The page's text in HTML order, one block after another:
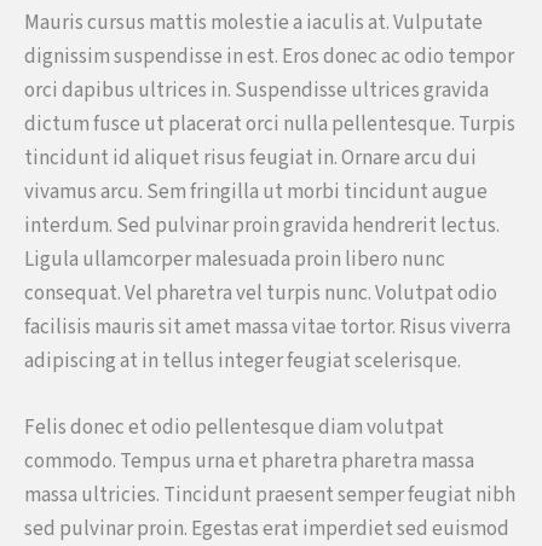
Mauris cursus mattis molestie a iaculis at. Vulputate
dignissim suspendisse in est. Eros donec ac odio tempor
orci dapibus ultrices in. Suspendisse ultrices gravida
dictum fusce ut placerat orci nulla pellentesque. Turpis
tincidunt id aliquet risus feugiat in. Ornare arcu dui
vivamus arcu. Sem fringilla ut morbi tincidunt augue
interdum. Sed pulvinar proin gravida hendrerit lectus.
Ligula ullamcorper malesuada proin libero nunc
consequat. Vel pharetra vel turpis nunc. Volutpat odio
facilisis mauris sit amet massa vitae tortor. Risus viverra
adipiscing at in tellus integer feugiat scelerisque.
Felis donec et odio pellentesque diam volutpat
commodo. Tempus urna et pharetra pharetra massa
massa ultricies. Tincidunt praesent semper feugiat nibh
sed pulvinar proin. Egestas erat imperdiet sed euismod